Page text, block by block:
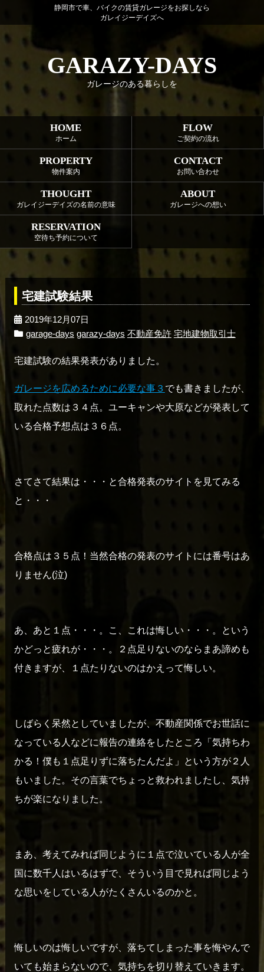
静岡市で車、バイクの賃貸ガレージをお探しなら
ガレイジーデイズへ
GARAZY-DAYS
ガレージのある暮らしを
HOME
ホーム
FLOW
ご契約の流れ
PROPERTY
物件案内
CONTACT
お問い合わせ
THOUGHT
ガレイジーデイズの名前の意味
ABOUT
ガレージへの想い
RESERVATION
空待ち予約について
宅建試験結果
2019年12月07日
garage-days garazy-days 不動産免許 宅地建物取引士
宅建試験の結果発表がありました。
ガレージを広めるために必要な事３ でも書きましたが、
取れた点数は３４点。ユーキャンや大原などが発表して
いる合格予想点は３６点。
さてさて結果は・・・と合格発表のサイトを見てみる
と・・・
合格点は３５点！当然合格の発表のサイトには番号はあ
りません(泣)
あ、あと１点・・・。こ、これは悔しい・・・。という
かどっと疲れが・・・。
２点足りないのならまあ諦めも
付きますが、１点たりないのはかえって悔しい。
しばらく呆然としていましたが、不動産関係でお世話に
なっている人などに報告の連絡をしたところ「気持ちわ
かる！僕も１点足りずに落ちたんだよ」という方が２人
もいました。その言葉でちょっと救われましたし、気持
ちが楽になりました。
まあ、考えてみれば同じように１点で泣いている人が全
国に数千人はいるはずで、そういう目で見れば同じよう
な思いをしている人がたくさんいるのかと。
悔しいのは悔しいですが、落ちてしまった事を悔やんで
いても始まらないので、気持ちを切り替えていきます。